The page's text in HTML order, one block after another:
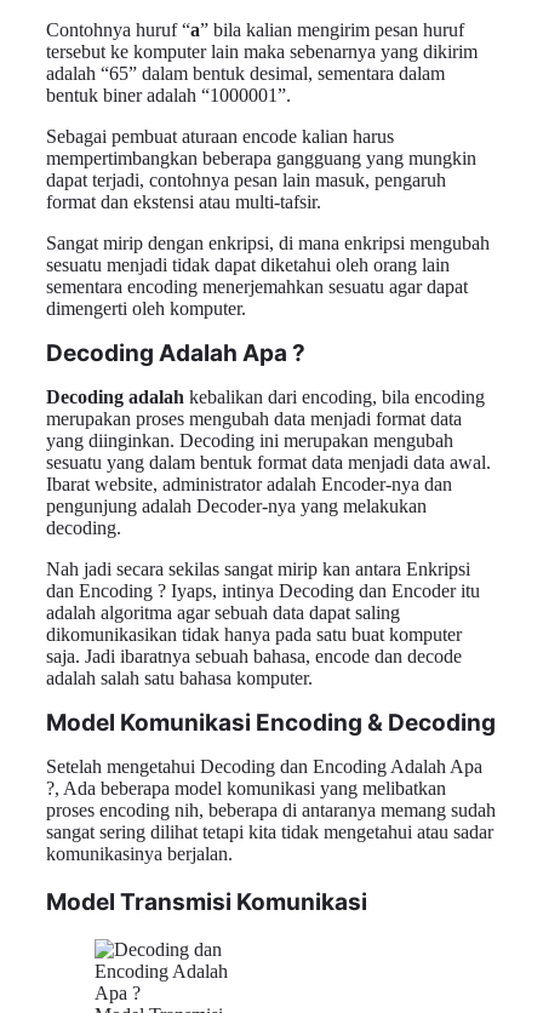
Contohnya huruf “a” bila kalian mengirim pesan huruf
tersebut ke komputer lain maka sebenarnya yang dikirim
adalah “65” dalam bentuk desimal, sementara dalam
bentuk biner adalah “1000001”.
Sebagai pembuat aturaan encode kalian harus
mempertimbangkan beberapa gangguang yang mungkin
dapat terjadi, contohnya pesan lain masuk, pengaruh
format dan ekstensi atau multi-tafsir.
Sangat mirip dengan enkripsi, di mana enkripsi mengubah
sesuatu menjadi tidak dapat diketahui oleh orang lain
sementara encoding menerjemahkan sesuatu agar dapat
dimengerti oleh komputer.
Decoding Adalah Apa ?
Decoding adalah kebalikan dari encoding, bila encoding
merupakan proses mengubah data menjadi format data
yang diinginkan. Decoding ini merupakan mengubah
sesuatu yang dalam bentuk format data menjadi data awal.
Ibarat website, administrator adalah Encoder-nya dan
pengunjung adalah Decoder-nya yang melakukan
decoding.
Nah jadi secara sekilas sangat mirip kan antara Enkripsi
dan Encoding ? Iyaps, intinya Decoding dan Encoder itu
adalah algoritma agar sebuah data dapat saling
dikomunikasikan tidak hanya pada satu buat komputer
saja. Jadi ibaratnya sebuah bahasa, encode dan decode
adalah salah satu bahasa komputer.
Model Komunikasi Encoding & Decoding
Setelah mengetahui Decoding dan Encoding Adalah Apa
?, Ada beberapa model komunikasi yang melibatkan
proses encoding nih, beberapa di antaranya memang sudah
sangat sering dilihat tetapi kita tidak mengetahui atau sadar
komunikasinya berjalan.
Model Transmisi Komunikasi